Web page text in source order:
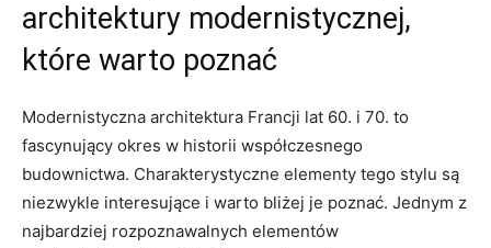
‌architektury ⁣modernistycznej,
które warto poznać
Modernistyczna architektura Francji lat 60.​ i 70. to​
fascynujący ⁤okres ‌w historii współczesnego
budownictwa. Charakterystyczne elementy tego ​stylu są
niezwykle interesujące i warto bliżej je ​poznać.‍ Jednym z⁤
najbardziej rozpoznawalnych elementów⁤